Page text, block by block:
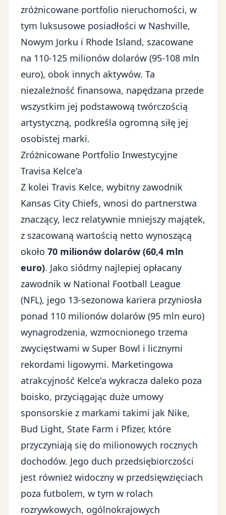
zróżnicowane portfolio nieruchomości, w
tym luksusowe posiadłości w Nashville,
Nowym Jorku i Rhode Island, szacowane
na 110-125 milionów dolarów (95-108 mln
euro), obok innych aktywów. Ta
niezależność finansowa, napędzana przede
wszystkim jej podstawową twórczością
artystyczną, podkreśla ogromną siłę jej
osobistej marki.
Zróżnicowane Portfolio Inwestycyjne
Travisa Kelce'a
Z kolei Travis Kelce, wybitny zawodnik
Kansas City Chiefs, wnosi do partnerstwa
znaczący, lecz relatywnie mniejszy majątek,
z szacowaną wartością netto wynoszącą
około 70 milionów dolarów (60,4 mln
euro). Jako siódmy najlepiej opłacany
zawodnik w National Football League
(NFL), jego 13-sezonowa kariera przyniosła
ponad 110 milionów dolarów (95 mln euro)
wynagrodzenia, wzmocnionego trzema
zwycięstwami w Super Bowl i licznymi
rekordami ligowymi. Marketingowa
atrakcyjność Kelce'a wykracza daleko poza
boisko, przyciągając duże umowy
sponsorskie z markami takimi jak Nike,
Bud Light, State Farm i Pfizer, które
przyczyniają się do milionowych rocznych
dochodów. Jego duch przedsiębiorczości
jest również widoczny w przedsięwzięciach
poza futbolem, w tym w rolach
rozrywkowych, ogólnokrajowych